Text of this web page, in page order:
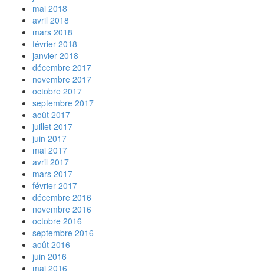
mai 2018
avril 2018
mars 2018
février 2018
janvier 2018
décembre 2017
novembre 2017
octobre 2017
septembre 2017
août 2017
juillet 2017
juin 2017
mai 2017
avril 2017
mars 2017
février 2017
décembre 2016
novembre 2016
octobre 2016
septembre 2016
août 2016
juin 2016
mai 2016